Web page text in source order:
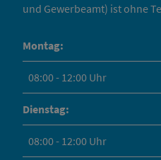
und Gewerbeamt) ist ohne
Montag:
08:00 - 12:00 Uhr
Dienstag:
08:00 - 12:00 Uhr